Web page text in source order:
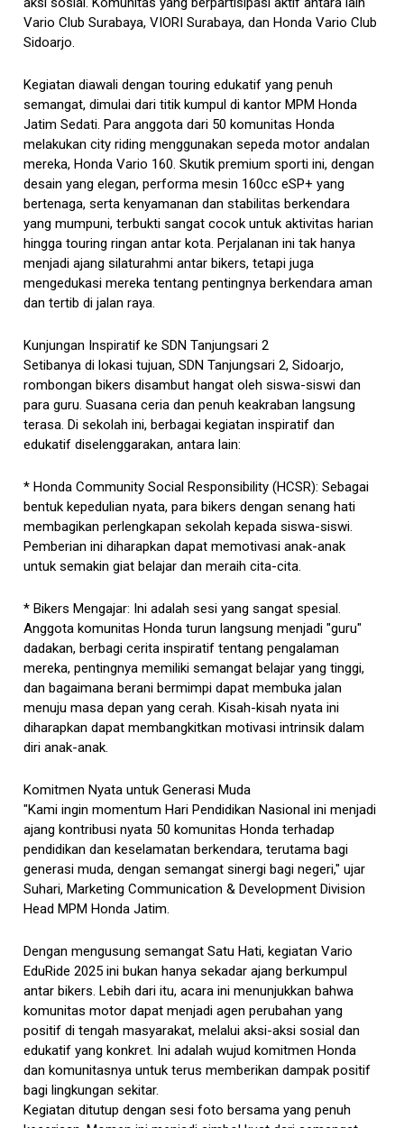
Vario Club Surabaya, VIORI Surabaya, dan Honda Vario Club
Sidoarjo.
Kegiatan diawali dengan touring edukatif yang penuh
semangat, dimulai dari titik kumpul di kantor MPM Honda
Jatim Sedati. Para anggota dari 50 komunitas Honda
melakukan city riding menggunakan sepeda motor andalan
mereka, Honda Vario 160. Skutik premium sporti ini, dengan
desain yang elegan, performa mesin 160cc eSP+ yang
bertenaga, serta kenyamanan dan stabilitas berkendara
yang mumpuni, terbukti sangat cocok untuk aktivitas harian
hingga touring ringan antar kota. Perjalanan ini tak hanya
menjadi ajang silaturahmi antar bikers, tetapi juga
mengedukasi mereka tentang pentingnya berkendara aman
dan tertib di jalan raya.
Kunjungan Inspiratif ke SDN Tanjungsari 2
Setibanya di lokasi tujuan, SDN Tanjungsari 2, Sidoarjo,
rombongan bikers disambut hangat oleh siswa-siswi dan
para guru. Suasana ceria dan penuh keakraban langsung
terasa. Di sekolah ini, berbagai kegiatan inspiratif dan
edukatif diselenggarakan, antara lain:
* Honda Community Social Responsibility (HCSR): Sebagai
bentuk kepedulian nyata, para bikers dengan senang hati
membagikan perlengkapan sekolah kepada siswa-siswi.
Pemberian ini diharapkan dapat memotivasi anak-anak
untuk semakin giat belajar dan meraih cita-cita.
* Bikers Mengajar: Ini adalah sesi yang sangat spesial.
Anggota komunitas Honda turun langsung menjadi "guru"
dadakan, berbagi cerita inspiratif tentang pengalaman
mereka, pentingnya memiliki semangat belajar yang tinggi,
dan bagaimana berani bermimpi dapat membuka jalan
menuju masa depan yang cerah. Kisah-kisah nyata ini
diharapkan dapat membangkitkan motivasi intrinsik dalam
diri anak-anak.
Komitmen Nyata untuk Generasi Muda
"Kami ingin momentum Hari Pendidikan Nasional ini menjadi
ajang kontribusi nyata 50 komunitas Honda terhadap
pendidikan dan keselamatan berkendara, terutama bagi
generasi muda, dengan semangat sinergi bagi negeri," ujar
Suhari, Marketing Communication & Development Division
Head MPM Honda Jatim.
Dengan mengusung semangat Satu Hati, kegiatan Vario
EduRide 2025 ini bukan hanya sekadar ajang berkumpul
antar bikers. Lebih dari itu, acara ini menunjukkan bahwa
komunitas motor dapat menjadi agen perubahan yang
positif di tengah masyarakat, melalui aksi-aksi sosial dan
edukatif yang konkret. Ini adalah wujud komitmen Honda
dan komunitasnya untuk terus memberikan dampak positif
bagi lingkungan sekitar.
Kegiatan ditutup dengan sesi foto bersama yang penuh